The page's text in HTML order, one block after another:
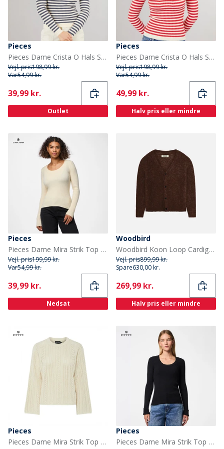
Pieces
Pieces Dame Crista O Hals Strikket Sweater Ombre Blue
Vejl. pris198,99 kr.
Var54,99 kr.
Current
39,99 kr.
Outlet
Pieces
Pieces Dame Crista O Hals Strikket Sweater Lollipop
Vejl. pris198,99 kr.
Var54,99 kr.
Current
49,99 kr.
Halv pris eller mindre
Pieces
Pieces Dame Mira Strik Top Birch
Vejl. pris199,99 kr.
Var54,99 kr.
Current
39,99 kr.
Nedsat
Woodbird
Woodbird Koon Loop Cardigan Dark Brown
Vejl. pris899,99 kr.
Spare630,00 kr.
Current
269,99 kr.
Halv pris eller mindre
Pieces
Pieces Dame Mira Strik Top Birch
Pieces
Pieces Dame Mira Strik Top Sort